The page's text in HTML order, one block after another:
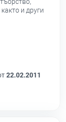
и други
22.02.2011